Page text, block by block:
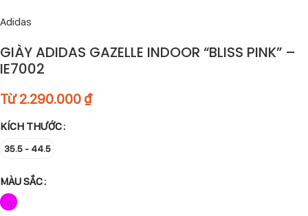
Adidas
GIÀY ADIDAS GAZELLE INDOOR “BLISS PINK” –
IE7002
Từ2.290.000 ₫
KÍCH THƯỚC
35.5 - 44.5
MÀU SẮC